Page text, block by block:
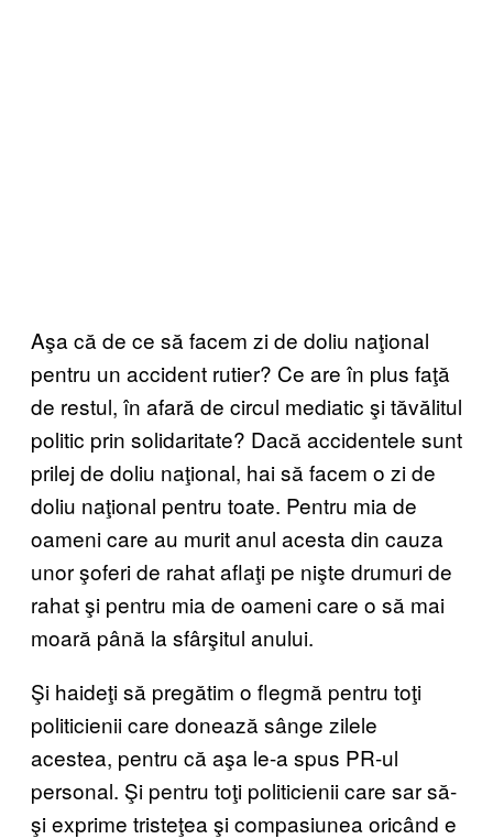
Aşa că de ce să facem zi de doliu naţional
pentru un accident rutier? Ce are în plus faţă
de restul, în afară de circul mediatic şi tăvălitul
politic prin solidaritate? Dacă accidentele sunt
prilej de doliu naţional, hai să facem o zi de
doliu naţional pentru toate. Pentru mia de
oameni care au murit anul acesta din cauza
unor şoferi de rahat aflaţi pe nişte drumuri de
rahat şi pentru mia de oameni care o să mai
moară până la sfârşitul anului.
Şi haideţi să pregătim o flegmă pentru toţi
politicienii care donează sânge zilele
acestea, pentru că aşa le-a spus PR-ul
personal. Şi pentru toţi politicienii care sar să-
şi exprime tristeţea şi compasiunea oricând e